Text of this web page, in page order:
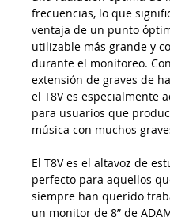
frecuencias, lo que
ventaja de un punto
utilizable más grande y
durante el monitoreo.
extensión de graves de
el T8V es especialmente
para usuarios que
música con muchos
El T8V es el altavoz de
perfecto para aquellos
siempre han querido
un monitor de 8” de